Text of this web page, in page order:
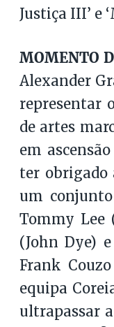
Justiça III’ e
MOMENTO
Alexander
representar
de artes
em
ter obrigado
um
Tommy Lee
(John Dye)
Frank
equipa
ultrapassar